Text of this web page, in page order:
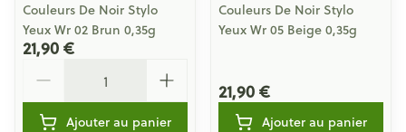
Couleurs De Noir Stylo
Yeux Wr 02 Brun 0,35g
21,90 €
Ajouter au panier
Couleurs De Noir Stylo
Yeux Wr 05 Beige 0,35g
21,90 €
Ajouter au panier